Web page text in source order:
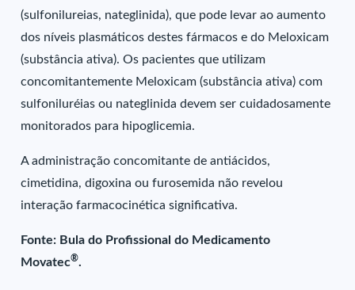
(sulfonilureias, nateglinida), que pode levar ao aumento
dos níveis plasmáticos destes fármacos e do Meloxicam
(substância ativa). Os pacientes que utilizam
concomitantemente Meloxicam (substância ativa) com
sulfoniluréias ou nateglinida devem ser cuidadosamente
monitorados para hipoglicemia.
A administração concomitante de antiácidos,
cimetidina, digoxina ou furosemida não revelou
interação farmacocinética significativa.
Fonte: Bula do Profissional do Medicamento
Movatec®.